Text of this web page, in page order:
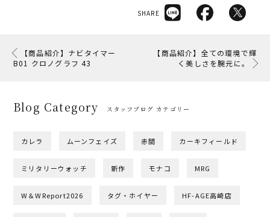
SHARE
【商品紹介】ナビタイマー
B01 クロノグラフ 43
【商品紹介】全ての環境で輝
く美しさを腕元に。
Blog Category スタッフブログ カテゴリー
カレラ ムーンフェイズ 赤間 カーキフィールド
ミリタリーウォッチ 新作 モナコ MRG
W＆WReport2026 タグ・ホイヤー HF-AGE高崎店